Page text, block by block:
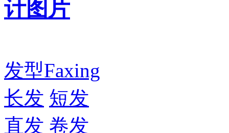
发型Faxing
长发 短发
直发 卷发